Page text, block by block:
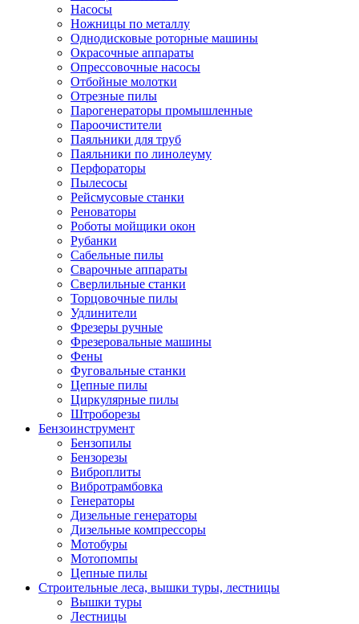
Насосы
Ножницы по металлу
Однодисковые роторные машины
Окрасочные аппараты
Опрессовочные насосы
Отбойные молотки
Отрезные пилы
Парогенераторы промышленные
Пароочистители
Паяльники для труб
Паяльники по линолеуму
Перфораторы
Пылесосы
Рейсмусовые станки
Реноваторы
Роботы мойщики окон
Рубанки
Сабельные пилы
Сварочные аппараты
Сверлильные станки
Торцовочные пилы
Удлинители
Фрезеры ручные
Фрезеровальные машины
Фены
Фуговальные станки
Цепные пилы
Циркулярные пилы
Штроборезы
Бензоинструмент
Бензопилы
Бензорезы
Виброплиты
Вибротрамбовка
Генераторы
Дизельные генераторы
Дизельные компрессоры
Мотобуры
Мотопомпы
Цепные пилы
Строительные леса, вышки туры, лестницы
Вышки туры
Лестницы